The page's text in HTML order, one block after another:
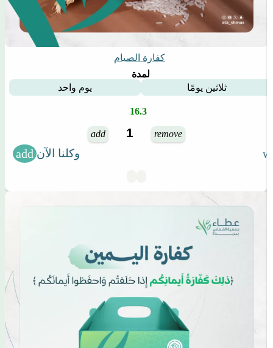
كفارة الصيام
لمدة
يوم واحد
ثلاثين يومًا
16.3
add remove
وكلنا الآن